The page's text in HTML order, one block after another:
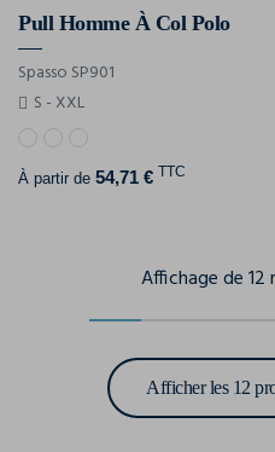
Pull Homme À Col Polo
Spasso SP901
S - XXL
À partir de 54,71 € TTC
Affichage de
Afficher les 12